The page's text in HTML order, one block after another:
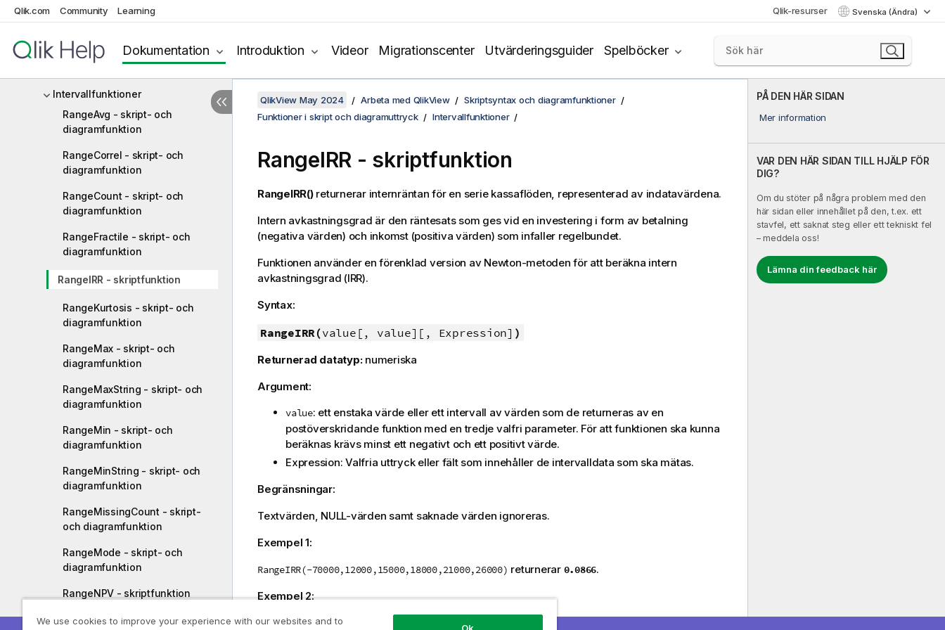
Qlik.com Community Learning Qlik-resurser Svenska (Ändra)
Dokumentation Introduktion Videor Migrationscenter Utvärderingsguider Spelböcker
Mappningsfunktioner
Matematiska funktioner
NULL-funktioner
Intervallfunktioner
RangeAvg - skript- och
diagramfunktion
RangeCorrel - skript- och
diagramfunktion
RangeCount - skript- och
diagramfunktion
RangeFractile - skript- och
diagramfunktion
RangeIRR - skriptfunktion
RangeKurtosis - skript- och
diagramfunktion
RangeMax - skript- och
diagramfunktion
RangeMaxString - skript- och
diagramfunktion
RangeMin - skript- och
diagramfunktion
RangeMinString - skript- och
diagramfunktion
RangeMissingCount - skript-
och diagramfunktion
RangeMode - skript- och
diagramfunktion
RangeNPV - skriptfunktion
RangeNullCount - skript- och
PÅ DEN HÄR SIDAN
Mer information
VAR DEN HÄR SIDAN TILL HJÄLP FÖR
DIG?
Om du stöter på några problem med den
här sidan eller innehållet på den, t.ex. ett
stavfel, ett saknat steg eller ett tekniskt fel
– meddela oss!
Lämna din feedback här
QlikView May 2024 Arbeta med QlikView
Skriptsyntax och diagramfunktioner
Funktioner i skript och diagramuttryck
Intervallfunktioner
RangeIRR - skriptfunktion
RangeIRR()returnerar internräntan för en serie kassaflöden, representerad av indatavärdena.
Intern avkastningsgrad är den räntesats som ges vid en investering i form av betalning
(negativa värden) och inkomst (positiva värden) som infaller regelbundet.
Funktionen använder en förenklad version av Newton-metoden för att beräkna intern
avkastningsgrad (IRR).
Syntax:
RangeIRR(value[, value][, Expression] )
Returnerad datatyp: numeriska
Argument:
value: ett enstaka värde eller ett intervall av värden som de returneras av en
postöverskridande funktion med en tredje valfri parameter. För att funktionen ska kunna
beräknas krävs minst ett negativt och ett positivt värde.
Expression: Valfria uttryck eller fält som innehåller de intervalldata som ska mätas.
Begränsningar:
Textvärden, NULL-värden samt saknade värden ignoreras.
Exempel 1:
RangeIRR(-70000,12000,15000,18000,21000,26000) returnerar 0.0866.
Exempel 2:
Lägg till exempelskriptet i dokumentet och kör det. Lägg sedan till åtminstone de fält som
We use cookies to improve your experience with our websites and to